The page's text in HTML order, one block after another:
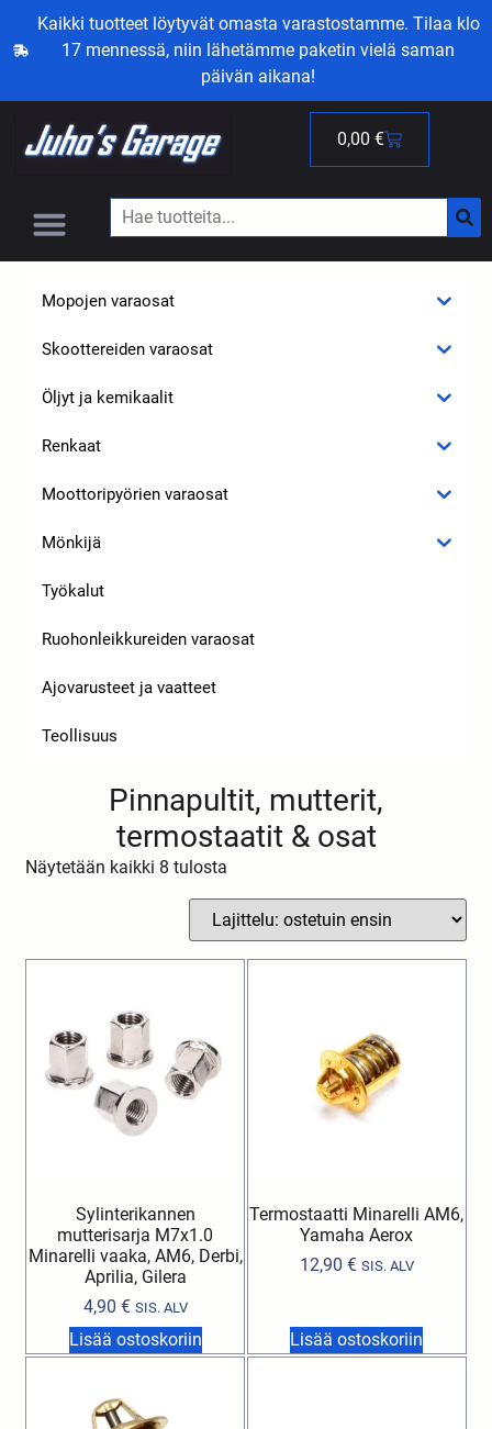
Kaikki tuotteet löytyvät omasta varastostamme. Tilaa klo
17 mennessä, niin lähetämme paketin vielä saman
päivän aikana!
0,00 €
Mopojen varaosat
Skoottereiden varaosat
Öljyt ja kemikaalit
Renkaat
Moottoripyörien varaosat
Mönkijä
Työkalut
Ruohonleikkureiden varaosat
Ajovarusteet ja vaatteet
Teollisuus
Pinnapultit, mutterit,
termostaatit & osat
Näytetään kaikki 8 tulosta
Sylinterikannen
mutterisarja M7x1.0
Minarelli vaaka, AM6, Derbi,
Aprilia, Gilera
4,90 € SIS. ALV
Lisää ostoskoriin
Termostaatti Minarelli AM6,
Yamaha Aerox
12,90 € SIS. ALV
Lisää ostoskoriin